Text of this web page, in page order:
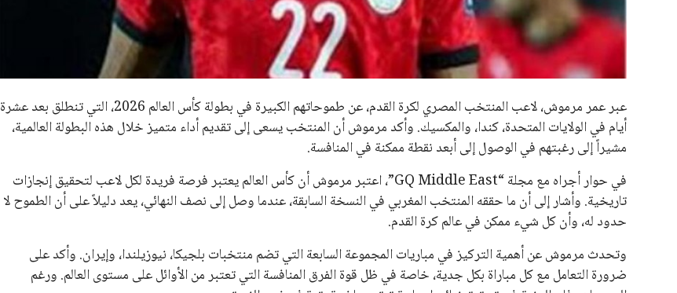
عبر عمر مرموش، لاعب المنتخب المصري لكرة القدم، عن طموحاتهم الكبيرة في بطولة كأس العالم 2026، التي تنطلق بعد عشرة
أيام في الولايات المتحدة، كندا، والمكسيك. وأكد مرموش أن المنتخب يسعى إلى تقديم أداء متميز خلال هذه البطولة العالمية،
مشيراً إلى رغبتهم في الوصول إلى أبعد نقطة ممكنة في المنافسة.
في حوار أجراه مع مجلة “GQ Middle East”، اعتبر مرموش أن كأس العالم يعتبر فرصة فريدة لكل لاعب لتحقيق إنجازات
تاريخية. وأشار إلى أن ما حققه المنتخب المغربي في النسخة السابقة، عندما وصل إلى نصف النهائي، يعد دليلاً على أن الطموح لا
حدود له، وأن كل شيء ممكن في عالم كرة القدم.
وتحدث مرموش عن أهمية التركيز في مباريات المجموعة السابعة التي تضم منتخبات بلجيكا، نيوزيلندا، وإيران. وأكد على
ضرورة التعامل مع كل مباراة بكل جدية، خاصة في ظل قوة الفرق المنافسة التي تعتبر من الأوائل على مستوى العالم. ورغم